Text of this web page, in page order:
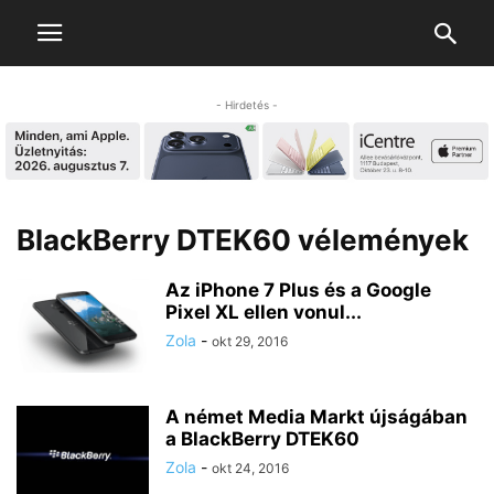
- Hirdetés -
BlackBerry DTEK60 vélemények
Az iPhone 7 Plus és a Google
Pixel XL ellen vonul...
Zola - okt 29, 2016
A német Media Markt újságában
a BlackBerry DTEK60
Zola - okt 24, 2016